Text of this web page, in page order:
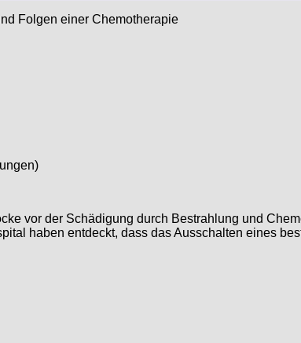
Folgen einer Chemotherapie
vor der Schädigung durch Bestrahlung und
haben entdeckt, dass das Ausschalten eines